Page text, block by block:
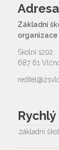
Základní
organizace
Školní 1202
687 61
základní